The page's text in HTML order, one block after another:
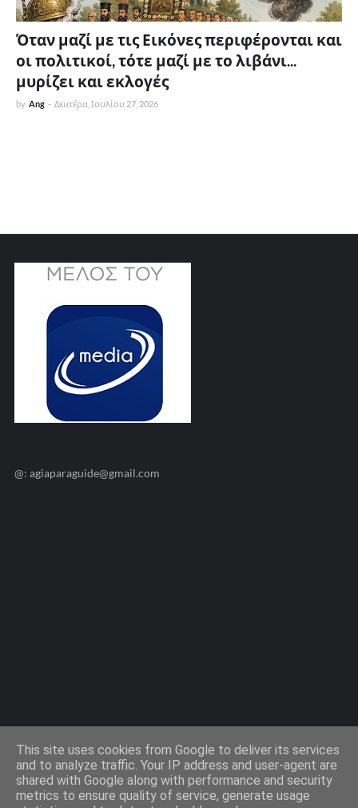
Όταν μαζί με τις Εικόνες περιφέρονται και
οι πολιτικοί, τότε μαζί με το λιβάνι...
μυρίζει και εκλογές
by Ang - Δευτέρα, Ιουλίου 27, 2026
@: agiaparaguide@gmail.com
Design by -Templateify
This site uses cookies from Google to deliver its services
and to analyze traffic. Your IP address and user-agent are
shared with Google along with performance and security
metrics to ensure quality of service, generate usage